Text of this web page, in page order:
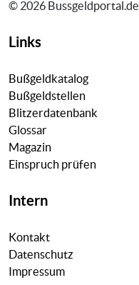
© 2026 Bussgeldportal.de
Links
Bußgeldkatalog
Bußgeldstellen
Blitzerdatenbank
Glossar
Magazin
Einspruch prüfen
Intern
Kontakt
Datenschutz
Impressum